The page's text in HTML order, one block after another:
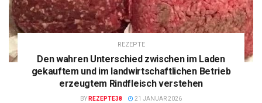
REZEPTE
Den wahren Unterschied zwischen im Laden
gekauftem und im landwirtschaftlichen Betrieb
erzeugtem Rindfleisch verstehen
BY REZEPTE38 21 JANUAR 2026